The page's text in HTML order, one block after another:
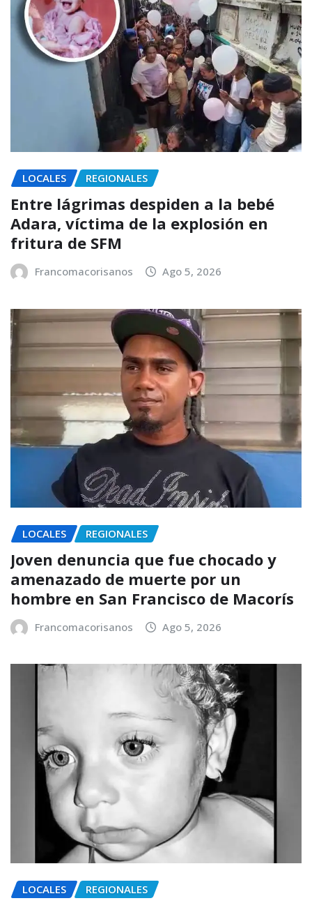
LOCALES REGIONALES
Entre lágrimas despiden a la bebé
Adara, víctima de la explosión en
fritura de SFM
Francomacorisanos Ago 5, 2026
LOCALES REGIONALES
Joven denuncia que fue chocado y
amenazado de muerte por un
hombre en San Francisco de Macorís
Francomacorisanos Ago 5, 2026
LOCALES REGIONALES